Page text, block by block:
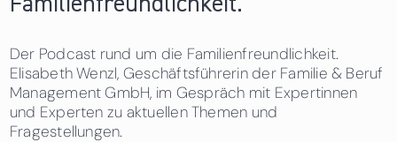
Der Podcast rund um die Familienfreundlichkeit.
Elisabeth Wenzl, Geschäftsführerin der Familie & Beruf
Management GmbH, im Gespräch mit Expertinnen
und Experten zu aktuellen Themen und
Fragestellungen.